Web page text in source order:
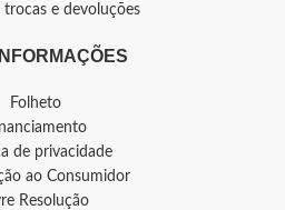
trocas e devoluções
Folheto
de privacidade
ao Consumidor
Resolução